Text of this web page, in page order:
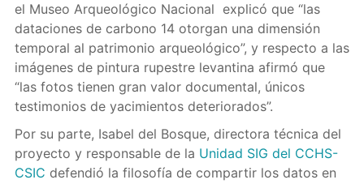
el Museo Arqueológico Nacional explicó que “las
dataciones de carbono 14 otorgan una dimensión
temporal al patrimonio arqueológico”, y respecto a las
imágenes de pintura rupestre levantina afirmó que
“las fotos tienen gran valor documental, únicos
testimonios de yacimientos deteriorados”.
Por su parte, Isabel del Bosque, directora técnica del
proyecto y responsable de la Unidad SIG del CCHS-
CSIC defendió la filosofía de compartir los datos en